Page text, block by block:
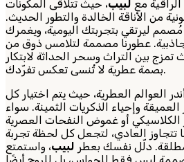
مع لبيب، حيث تتلاقى المكونات
من الأناقة الخالدة والتطور الحديث.
ليرتقي بتجربتك اليومية، ويغمرك
عطورنا مصممة لتلامس ذوق من
بين التراث وسحر الحداثة لابتكار
بصمة عطرية لا تُنسى تعكس تفرّدك.
العوالم العطرية، حيث يتم اختيار كل
العميقة وإحياء الذكريات الثمينة. سواء
أو غموض النفحات العصرية
تتجاوز العادي، لتجعل كل لحظة تجربة
دلّل نفسك بعطر لبيب، واستمتع